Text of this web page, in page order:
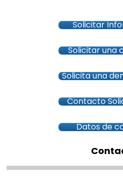
Solicitar
Solicitar una
Solicita una
Contacto
Datos de